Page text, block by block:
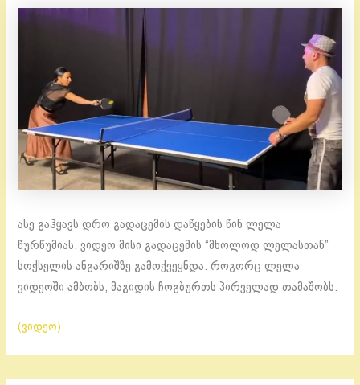
ასე გაჰყავს დრო გადაცემის დაწყების წინ ლელა
წურწუმიას. ვიდეო მისი გადაცემის “მხოლოდ ლელასთან”
სოქსელის ანგარიშზე გამოქვეყნდა. როგორც ლელა
ვიდეოში ამბობს, მაგიდის ჩოგბურთს პირველად თამაშობს.
(ვიდეო)